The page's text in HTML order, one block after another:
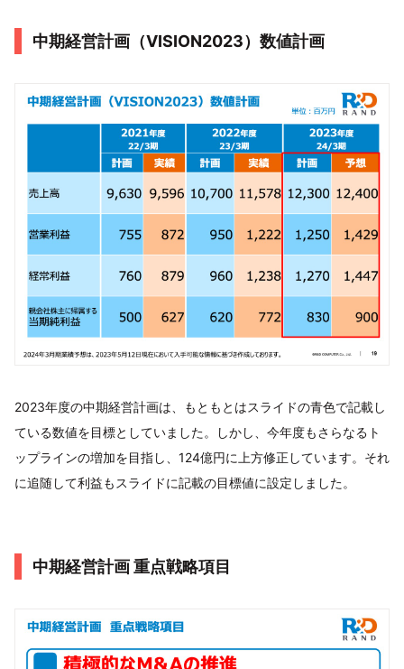
中期経営計画（VISION2023）数値計画
2023年度の中期経営計画は、もともとはスライドの青色で記載し
ている数値を目標としていました。しかし、今年度もさらなるト
ップラインの増加を目指し、124億円に上方修正しています。それ
に追随して利益もスライドに記載の目標値に設定しました。
中期経営計画 重点戦略項目